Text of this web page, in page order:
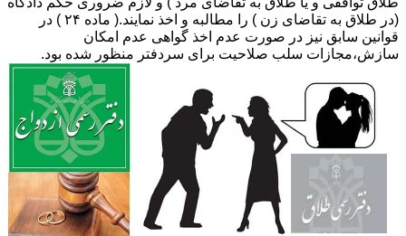
(در طلاق به تقاضای زن ) را مطالبه و اخذ نمایند.( ماده ۲۴ ) در
قوانین سابق نیز در صورت عدم اخذ گواهی عدم امکان
سازش،مجازات سلب صلاحیت برای سردفتر منظور شده بود.